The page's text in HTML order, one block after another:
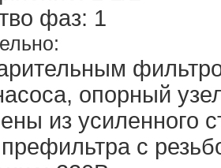
фаз: 1
опорный
из усиленного
с